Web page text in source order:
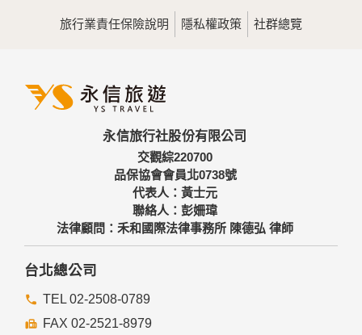
旅行業責任保險說明 隱私權政策 社群總覽
永信旅行社股份有限公司
交觀綜220700
品保協會會員北0738號
代表人：黃士元
聯絡人：彭姍瑋
法律顧問：禾和國際法律事務所 陳德弘 律師
台北總公司
TEL 02-2508-0789
FAX 02-2521-8979